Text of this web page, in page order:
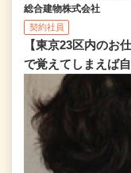
総合建物株式会社
契約社員
【東京23区内のお
で覚えてしまえば